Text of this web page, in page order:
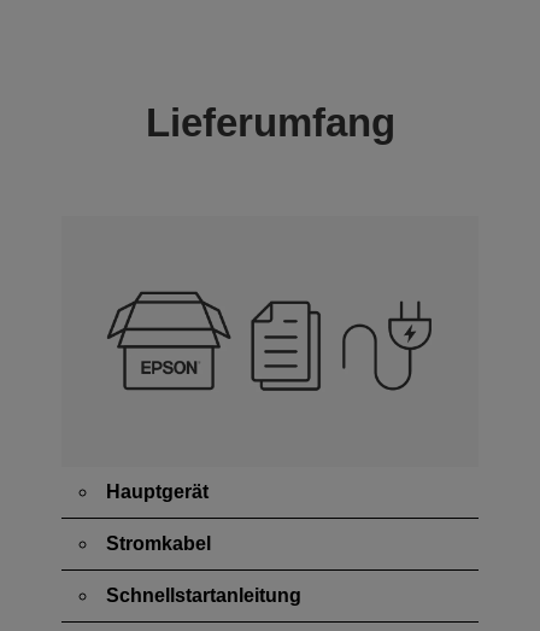
Lieferumfang
Hauptgerät
Stromkabel
Schnellstartanleitung